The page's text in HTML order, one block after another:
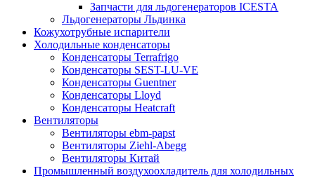
Запчасти для льдогенераторов ICESTA
Льдогенераторы Льдинка
Кожухотрубные испарители
Холодильные конденсаторы
Конденсаторы Terrafrigo
Конденсаторы SEST-LU-VE
Конденсаторы Guentner
Конденсаторы Lloyd
Конденсаторы Heatcraft
Вентиляторы
Вентиляторы ebm-papst
Вентиляторы Ziehl-Abegg
Вентиляторы Китай
Промышленный воздухоохладитель для холодильных